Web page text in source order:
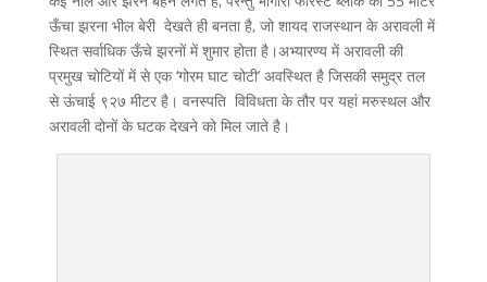
ऊँचा झरना भील बेरी देखते ही बनता है, जो शायद राजस्थान के अरावली में
स्थित सर्वाधिक ऊँचे झरनों में शुमार होता है।अभ्यारण्य में अरावली की
प्रमुख चोटियों में से एक ‘गोरम घाट चोटी’ अवस्थित है जिसकी समुद्र तल
से ऊंचाई ९२७ मीटर है। वनस्पति विविधता के तौर पर यहां मरुस्थल और
अरावली दोनों के घटक देखने को मिल जाते है।